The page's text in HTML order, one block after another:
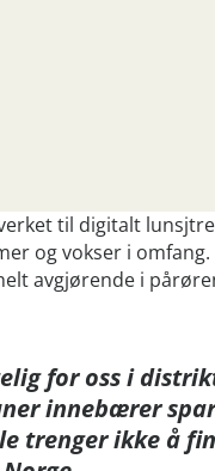
til digitalt
og vokser i
avgjørende i
for oss i
innebærer
trenger ikke å